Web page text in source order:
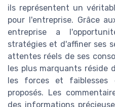
ils représentent un
pour l'entreprise. Grâce
entreprise a
stratégies et d'affiner ses
attentes réels de ses
les plus marquants réside
les forces et faiblesses
proposés. Les
des informations